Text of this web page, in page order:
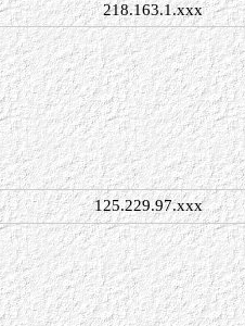
218.163.1.xxx
125.229.97.xxx